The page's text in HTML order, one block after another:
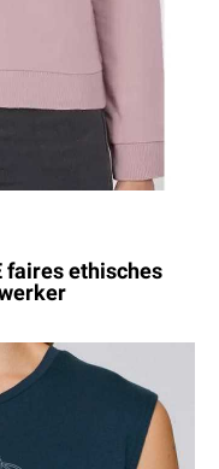
faires ethisches